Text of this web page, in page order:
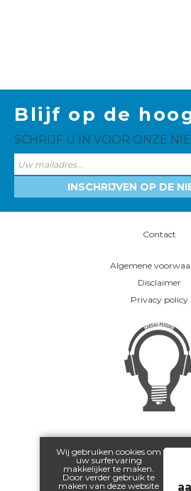
Blijf op de
SCHRIJF U IN VOOR ONZE
INSCHRIJVEN OP DE
Contact
Algemene
Disclaimer
Privacy policy
Wij gebruiken cookies om
uw surfervaring
makkelijker te maken.
Door verder gebruik te
maken van deze website